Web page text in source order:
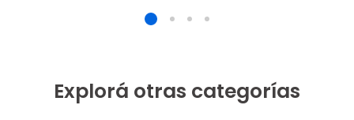
Explorá otras categorías